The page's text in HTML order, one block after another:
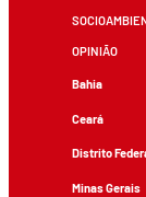
OPINIÃO
Bahia
Ceará
Distrito
Minas Gerais